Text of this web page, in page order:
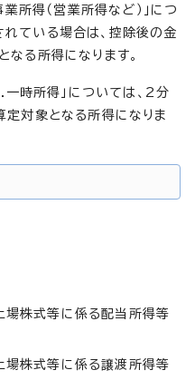
得（営業所得など）」につ
ている場合は、控除後の金
なる所得になります。
時所得」については、2分
定対象となる所得になりま
場株式等に係る配当所得等
場株式等に係る譲渡所得等